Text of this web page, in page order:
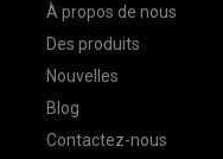
À propos de nous
Des produits
Nouvelles
Blog
Contactez-nous